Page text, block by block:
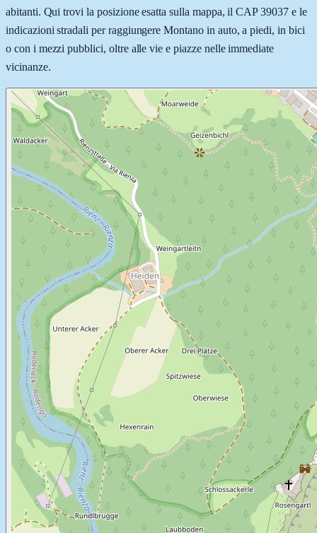
abitanti. Qui trovi la posizione esatta sulla mappa, il CAP 39037 e le
indicazioni stradali per raggiungere Montano in auto, a piedi, in bici
o con i mezzi pubblici, oltre alle vie e piazze nelle immediate
vicinanze.